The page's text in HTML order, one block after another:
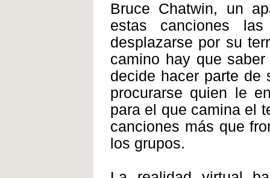
Bruce Chatwin, un
estas canciones
desplazarse por su
camino hay que
decide hacer parte de
procurarse quien le
para el que camina el
canciones más que
los grupos.